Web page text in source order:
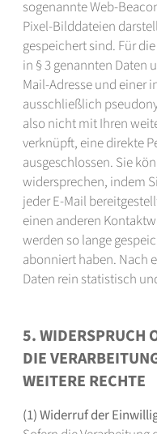
sogenannte Web-
Pixel-Bilddateien
gespeichert sind. Für
in § 3 genannten Daten
Mail-Adresse und einer
ausschließlich
also nicht mit Ihren
verknüpft, eine direkte
ausgeschlossen. Sie
widersprechen, indem
jeder E-Mail
einen anderen
werden so lange
abonniert haben. Nach
Daten rein statistisch
5. WIDERSPRUCH
DIE
WEITERE RECHTE
(1) Widerruf der